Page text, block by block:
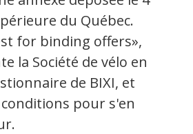
du Québec.
for binding offers»,
la Société de vélo en
de BIXI, et
pour s'en